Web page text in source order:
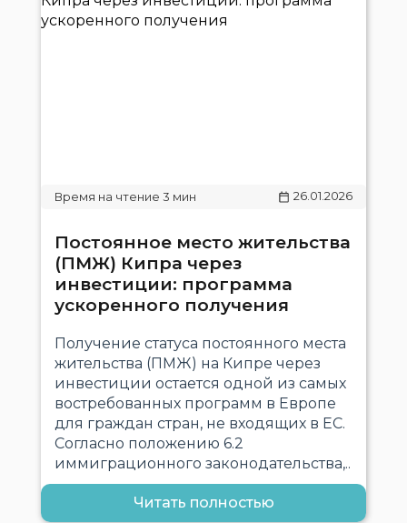
26.01.2026
Постоянное место жительства
(ПМЖ) Кипра через
инвестиции: программа
ускоренного получения
Получение статуса постоянного места
жительства (ПМЖ) на Кипре через
инвестиции остается одной из самых
востребованных программ в Европе
для граждан стран, не входящих в ЕС.
Согласно положению 6.2
иммиграционного законодательства,..
Читать полностью